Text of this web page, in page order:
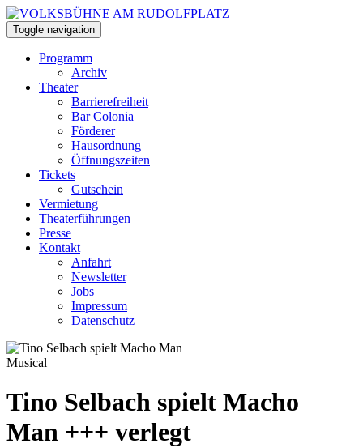
Toggle navigation
Programm
Archiv
Theater
Barrierefreiheit
Bar Colonia
Förderer
Hausordnung
Öffnungszeiten
Tickets
Gutschein
Vermietung
Theaterführungen
Presse
Kontakt
Anfahrt
Newsletter
Jobs
Impressum
Datenschutz
Musical
Tino Selbach spielt Macho
Man +++ verlegt